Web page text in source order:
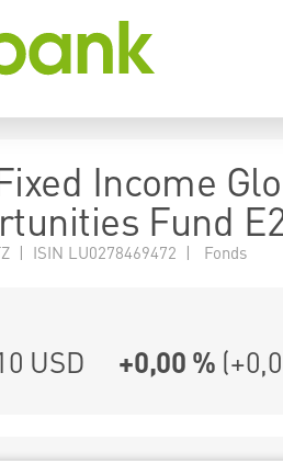
Income
Fund
| ISIN LU0278469472 | Fonds
USD +0,00 % (